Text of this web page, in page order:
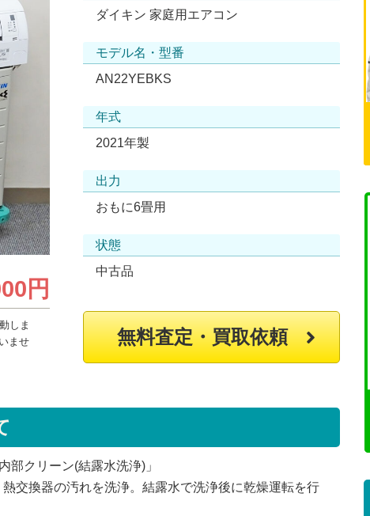
円
しま
ませ
ダイキン 家庭用エアコン
モデル名・型番
AN22YEBKS
年式
2021年製
出力
おもに6畳用
状態
中古品
無料査定・買取依頼
部クリーン(結露水洗浄)」
交換器の汚れを洗浄。結露水で洗浄後に乾燥運転を行